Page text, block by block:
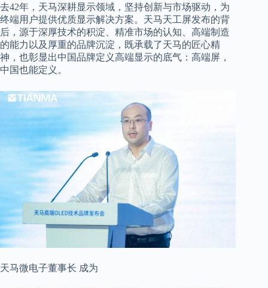
去42年，天马深耕显示领域，坚持创新与市场驱动，为
终端用户提供优质显示解决方案。天马天工屏发布的背
后，源于深厚技术的积淀、精准市场的认知、高端制造
的能力以及厚重的品牌沉淀，既承载了天马的匠心精
神，也彰显出中国品牌定义高端显示的底气：高端屏，
中国也能定义。
天马微电子董事长 成为